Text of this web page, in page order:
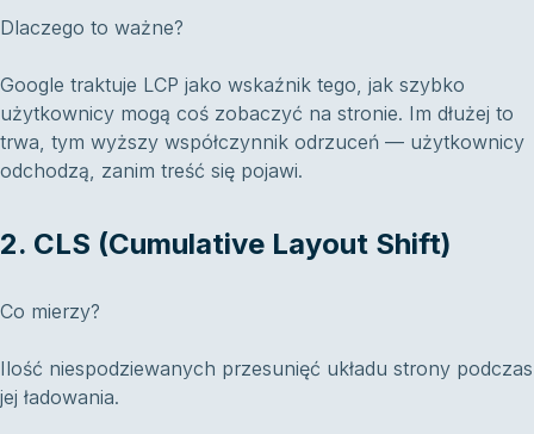
Dlaczego to ważne?
Google traktuje LCP jako wskaźnik tego, jak szybko
użytkownicy mogą coś zobaczyć na stronie. Im dłużej to
trwa, tym wyższy współczynnik odrzuceń — użytkownicy
odchodzą, zanim treść się pojawi.
2. CLS (Cumulative Layout Shift)
Co mierzy?
Ilość niespodziewanych przesunięć układu strony podczas
jej ładowania.